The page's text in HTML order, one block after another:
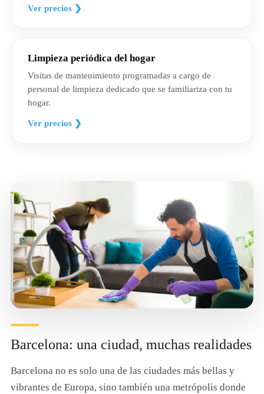
Ver precios ❯
Limpieza periódica del hogar
Visitas de mantenimiento programadas a cargo de
personal de limpieza dedicado que se familiariza con tu
hogar.
Ver precios ❯
Barcelona: una ciudad, muchas realidades
Barcelona no es solo una de las ciudades más bellas y
vibrantes de Europa, sino también una metrópolis donde